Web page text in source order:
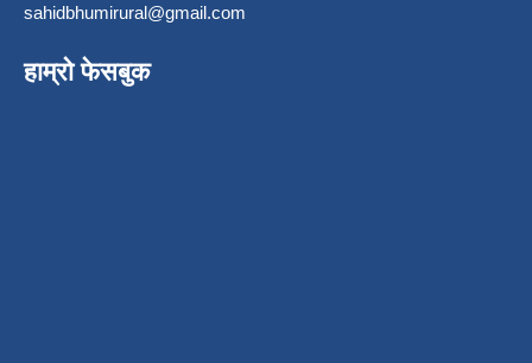
sahidbhumirural@gmail.com
हाम्रो फेसबुक